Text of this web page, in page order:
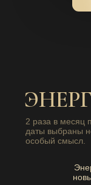
2 раза в месяц
даты выбраны
особый смысл.